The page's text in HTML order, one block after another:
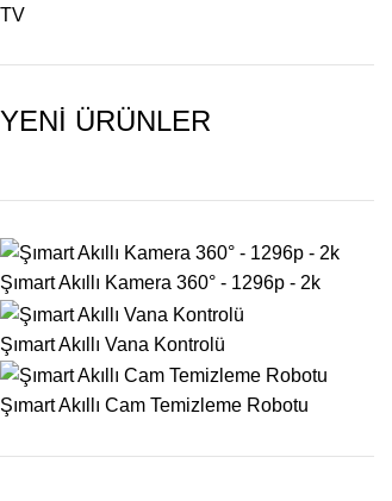
TV
YENİ ÜRÜNLER
Şımart Akıllı Kamera 360° - 1296p - 2k
Şımart Akıllı Vana Kontrolü
Şımart Akıllı Cam Temizleme Robotu